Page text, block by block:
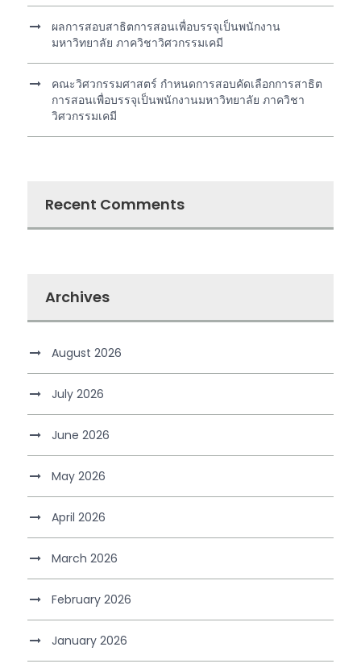
ผลการสอบสาธิตการสอนเพื่อบรรจุเป็นพนักงาน
มหาวิทยาลัย ภาควิชาวิศวกรรมเคมี
คณะวิศวกรรมศาสตร์ กำหนดการสอบคัดเลือกการสาธิต
การสอนเพื่อบรรจุเป็นพนักงานมหาวิทยาลัย ภาควิชา
วิศวกรรมเคมี
Recent Comments
Archives
August 2026
July 2026
June 2026
May 2026
April 2026
March 2026
February 2026
January 2026